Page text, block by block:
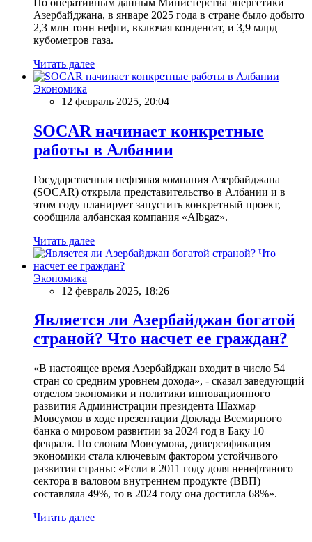
Азербайджана, в январе 2025 года в стране было добыто
2,3 млн тонн нефти, включая конденсат, и 3,9 млрд
кубометров газа.
Читать далее
Экономика
12 февраль 2025, 20:04
SOCAR начинает конкретные
работы в Албании
Государственная нефтяная компания Азербайджана
(SOCAR) открыла представительство в Албании и в
этом году планирует запустить конкретный проект,
сообщила албанская компания «Albgaz».
Читать далее
Экономика
12 февраль 2025, 18:26
Является ли Азербайджан богатой
страной? Что насчет ее граждан?
«В настоящее время Азербайджан входит в число 54
стран со средним уровнем дохода», - сказал заведующий
отделом экономики и политики инновационного
развития Администрации президента Шахмар
Мовсумов в ходе презентации Доклада Всемирного
банка о мировом развитии за 2024 год в Баку 10
февраля. По словам Мовсумова, диверсификация
экономики стала ключевым фактором устойчивого
развития страны: «Если в 2011 году доля ненефтяного
сектора в валовом внутреннем продукте (ВВП)
составляла 49%, то в 2024 году она достигла 68%».
Читать далее